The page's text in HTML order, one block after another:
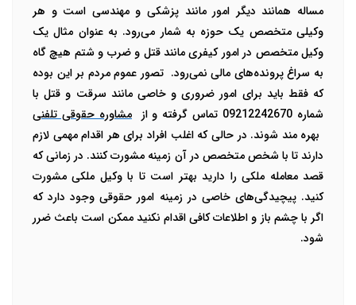
مساله همانند دیگر امور مانند پزشکی و مهندسی است و هر
وکیلی متخصص یک حوزه به شمار می‌رود. به عنوان مثال یک
وکیل متخصص در امور کیفری مانند قتل و ضرب و شتم هیچ گاه
به سراغ پرونده‌های مالی نمی‌رود.تصور عموم مردم بر این بوده
که فقط باید برای امور ضروری و خاصی مانند سرقت و قتل با
شماره 09212242670 تماس گرفته و از
مشاوره حقوقی تلفنی
بهره مند شوند. در حالی که اغلب افراد برای هر اقدام مهمی لازم
دارند تا با شخص متخصص در‌ آن زمینه مشورت کنند. در زمانی که
قصد معامله ملکی را دارید بهتر است تا با وکیل ملکی مشورت
کنید. پیچیدگی‌های خاصی در زمینه‌ امور حقوقی وجود دارد که
اگر با چشم باز و اطلاعات کافی اقدام نکنید ممکن است باعث ضرر
شود.